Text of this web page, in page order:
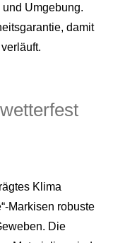
Umgebung.
damit
Klima
Markisen robuste
Die